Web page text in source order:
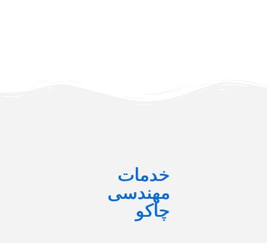
خدمات
مهندسی
چاکو